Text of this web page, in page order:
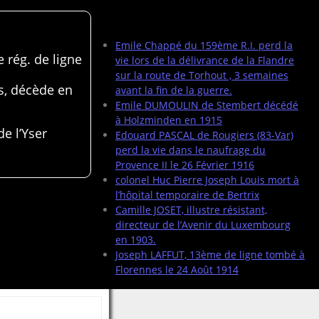
Emile Chappé du 159ème R.I. perd la
vie lors de la délivrance de la Flandre
sur la route de Torhout , 3 semaines
avant la fin de la guerre.
Emile DUMOULIN de Stembert décédé
à Holzminden en 1915
Edouard PASCAL de Rougiers (83-Var)
perd la vie dans le naufrage du
Provence II le 26 Février 1916
colonel Huc Pierre Joseph Louis mort à
l’hôpital temporaire de Bertrix
Camille JOSET, illustre résistant,
directeur de l’Avenir du Luxembourg
en 1903.
Joseph LAFFUT, 13ème de ligne tombé à
Florennes le 24 Août 1914
rég. de ligne
décède en
l’Yser